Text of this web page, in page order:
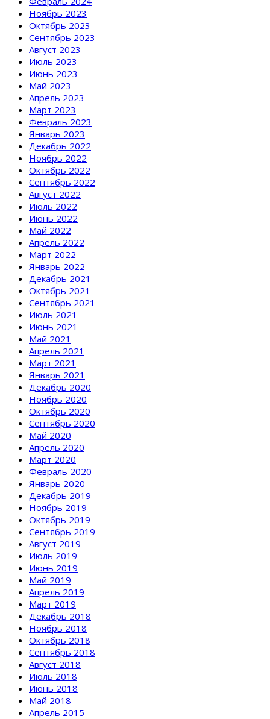
Ноябрь 2023
Октябрь 2023
Сентябрь 2023
Август 2023
Июль 2023
Июнь 2023
Май 2023
Апрель 2023
Март 2023
Февраль 2023
Январь 2023
Декабрь 2022
Ноябрь 2022
Октябрь 2022
Сентябрь 2022
Август 2022
Июль 2022
Июнь 2022
Май 2022
Апрель 2022
Март 2022
Январь 2022
Декабрь 2021
Октябрь 2021
Сентябрь 2021
Июль 2021
Июнь 2021
Май 2021
Апрель 2021
Март 2021
Январь 2021
Декабрь 2020
Ноябрь 2020
Октябрь 2020
Сентябрь 2020
Май 2020
Апрель 2020
Март 2020
Февраль 2020
Январь 2020
Декабрь 2019
Ноябрь 2019
Октябрь 2019
Сентябрь 2019
Август 2019
Июль 2019
Июнь 2019
Май 2019
Апрель 2019
Март 2019
Декабрь 2018
Ноябрь 2018
Октябрь 2018
Сентябрь 2018
Август 2018
Июль 2018
Июнь 2018
Май 2018
Апрель 2015